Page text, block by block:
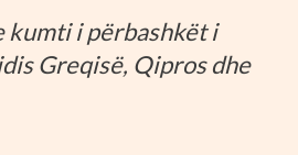
kumti i përbashkët i
Greqisë, Qipros dhe